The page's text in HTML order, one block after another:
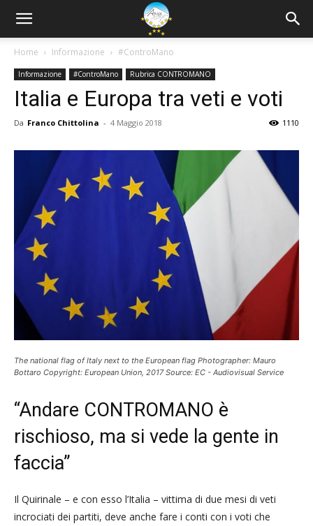
Home Informazione #ControMano
Informazione #ControMano Rubrica CONTROMANO
Italia e Europa tra veti e voti
Da Franco Chittolina - 4 Maggio 2018 1110
The national flag of Italy next to the European flag Photographer: Mauro
Bottaro Copyright: European Union, 2017 Source: EC - Audiovisual Service
“Andare CONTROMANO è
rischioso, ma si vede la gente in
faccia”
Il Quirinale – e con esso l’Italia – vittima di due mesi di veti
incrociati dei partiti, deve anche fare i conti con i voti che